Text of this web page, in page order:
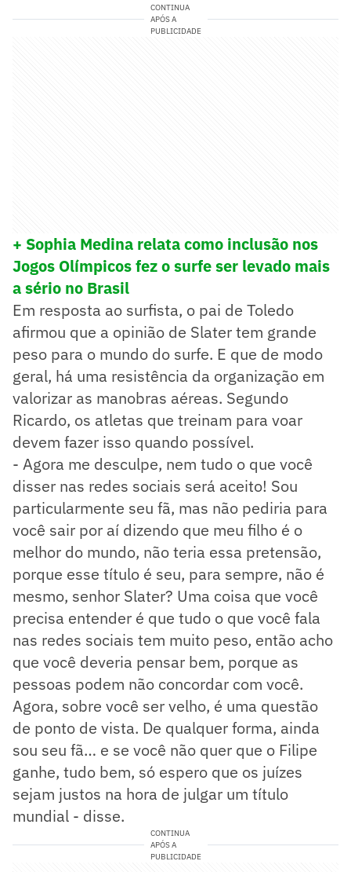
CONTINUA
APÓS A
PUBLICIDADE
+ Sophia Medina relata como inclusão nos
Jogos Olímpicos fez o surfe ser levado mais
a sério no Brasil
Em resposta ao surfista, o pai de Toledo
afirmou que a opinião de Slater tem grande
peso para o mundo do surfe. E que de modo
geral, há uma resistência da organização em
valorizar as manobras aéreas. Segundo
Ricardo, os atletas que treinam para voar
devem fazer isso quando possível.
- Agora me desculpe, nem tudo o que você
disser nas redes sociais será aceito! Sou
particularmente seu fã, mas não pediria para
você sair por aí dizendo que meu filho é o
melhor do mundo, não teria essa pretensão,
porque esse título é seu, para sempre, não é
mesmo, senhor Slater? Uma coisa que você
precisa entender é que tudo o que você fala
nas redes sociais tem muito peso, então acho
que você deveria pensar bem, porque as
pessoas podem não concordar com você.
Agora, sobre você ser velho, é uma questão
de ponto de vista. De qualquer forma, ainda
sou seu fã… e se você não quer que o Filipe
ganhe, tudo bem, só espero que os juízes
sejam justos na hora de julgar um título
mundial - disse.
CONTINUA
APÓS A
PUBLICIDADE